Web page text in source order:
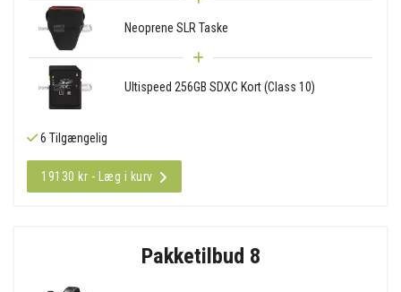
Neoprene SLR Taske
Ultispeed 256GB SDXC Kort (Class 10)
6 Tilgængelig
19130 kr - Læg i kurv
Pakketilbud 8